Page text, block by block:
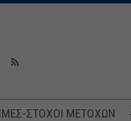
ΣΤΟΧΟΙ ΜΕΤΟΧΩΝ